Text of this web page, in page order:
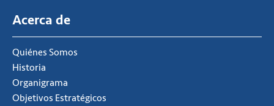
Acerca de
Quiénes Somos
Historia
Organigrama
Objetivos Estratégicos